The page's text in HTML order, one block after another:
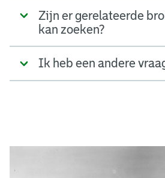
Zijn er gerelateerde
kan zoeken?
Ik heb een andere
e